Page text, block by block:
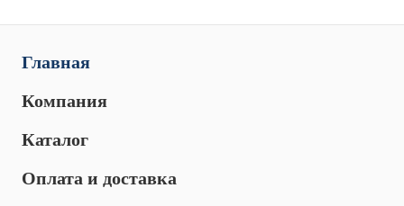
Главная
Компания
Каталог
Оплата и доставка